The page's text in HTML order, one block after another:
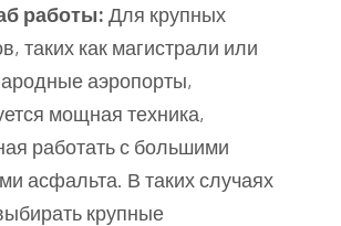
работы: Для крупных
таких как магистрали или
аэропорты,
мощная техника,
работать с большими
асфальта. В таких случаях
крупные